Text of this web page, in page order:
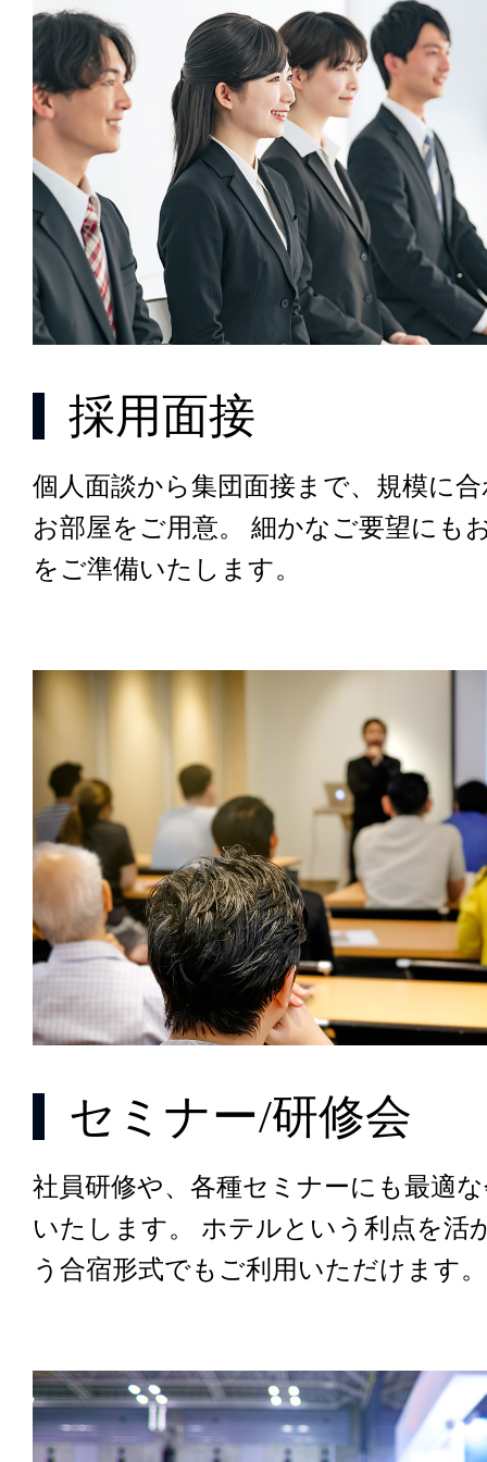
採用面接
個人面談から集団面接まで、規模に
お部屋をご用意。 細かなご要望にも
をご準備いたします。
セミナー/研修会
社員研修や、各種セミナーにも最適
いたします。 ホテルという利点を活
う合宿形式でもご利用いただけます。